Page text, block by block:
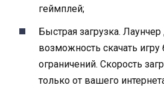
геймплей;
Быстрая загрузка.
возможность скачать игру
ограничений. Скорость
только от вашего